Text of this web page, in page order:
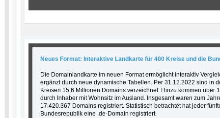
Neues Format: Interaktive Landkarte für 400 Kreise und die
Die Domainlandkarte im neuen Format ermöglicht interaktiv
ergänzt durch neue dynamische Tabellen. Per 31.12.2022 sind in
Kreisen 15,6 Millionen Domains verzeichnet. Hinzu kommen über
durch Inhaber mit Wohnsitz im Ausland. Insgesamt waren zum
17.420.367 Domains registriert. Statistisch betrachtet hat jeder
Bundesrepublik eine .de-Domain registriert.